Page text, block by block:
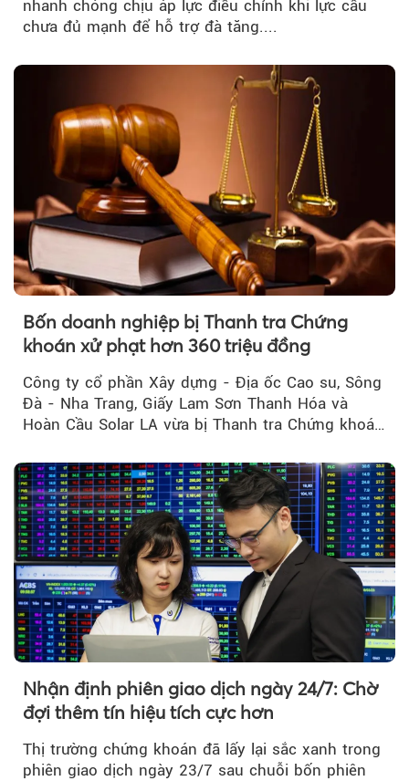
nhanh chóng chịu áp lực điều chỉnh khi lực cầu
chưa đủ mạnh để hỗ trợ đà tăng....
Bốn doanh nghiệp bị Thanh tra Chứng
khoán xử phạt hơn 360 triệu đồng
Công ty cổ phần Xây dựng - Địa ốc Cao su, Sông
Đà - Nha Trang, Giấy Lam Sơn Thanh Hóa và
Hoàn Cầu Solar LA vừa bị Thanh tra Chứng khoán
do vi phạm quy định về công bố thông tin trên
thị trường chứng khoán.
Nhận định phiên giao dịch ngày 24/7: Chờ
đợi thêm tín hiệu tích cực hơn
Thị trường chứng khoán đã lấy lại sắc xanh trong
phiên giao dịch ngày 23/7 sau chuỗi bốn phiên